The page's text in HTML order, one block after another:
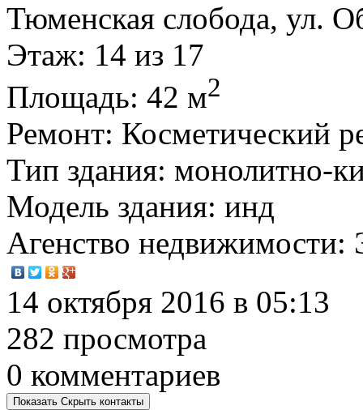
Тюменская слобода, ул.
Этаж: 14 из 17
Площадь: 42 м2
Ремонт: Косметический
Тип здания: монолитно-
Модель здания: инд
Агенство недвижимости:
14 октября 2016 в 05:13
282 просмотра
0 комментариев
Показать Скрыть контакты